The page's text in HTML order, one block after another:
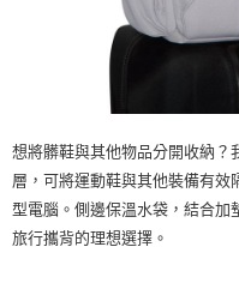
想將髒鞋與其他物品分開收納？
層，可將運動鞋與其他裝備有
型電腦。側邊保溫水袋，結合加
旅行攜背的理想選擇。